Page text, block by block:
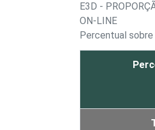
E3D -
ON-LINE
Percentual